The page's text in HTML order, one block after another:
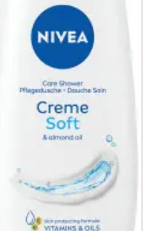
Caring Shower Oil har
nedbrytbar formula
som är 99 %
CO2-utsläpp
Duscholjan
duschen.
mjuk känsla på